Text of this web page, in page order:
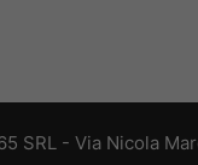
SRL - Via Nicola